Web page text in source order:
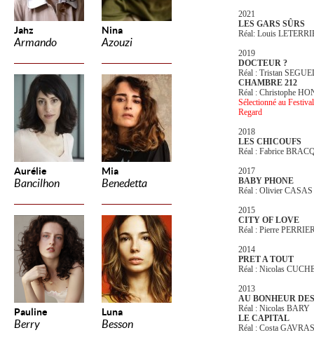
Jahz
Armando
Nina
Azouzi
Aurélie
Bancilhon
Mia
Benedetta
Pauline
Berry
Luna
Besson
2021
LES GARS SÛRS
Réal: Louis
2019
DOCTEUR ?
Réal : Tristan
CHAMBRE 212
Réal : Christophe
Sélectionné au
Regard
2018
LES CHICOUFS
Réal : Fabrice
2017
BABY PHONE
Réal : Olivier CASAS
2015
CITY OF LOVE
Réal : Pierre
2014
PRET A TOUT
Réal : Nicolas
2013
AU BONHEUR
Réal : Nicolas BARY
LE CAPITAL
Réal : Costa GAVRAS